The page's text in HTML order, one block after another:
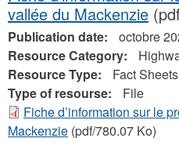
vallée du Mackenzie
Publication date:
octobre
Resource Category:
Resource Type:
Fact Sheets
Type of resourse:
File
Fiche d’information sur le
Mackenzie (pdf/780.07 Ko)